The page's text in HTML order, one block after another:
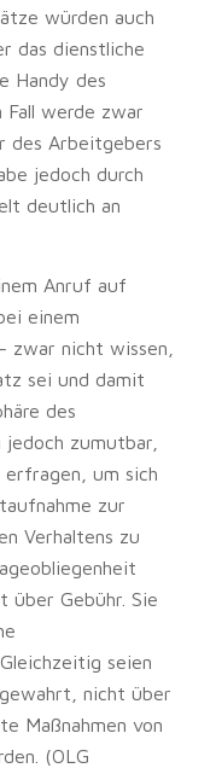
würden auch
das dienstliche
Handy des
Fall werde zwar
des Arbeitgebers
jedoch durch
deutlich an
Anruf auf
einem
zwar nicht wissen,
sei und damit
des
zumutbar,
erfragen, um sich
zur
Verhaltens zu
über Gebühr. Sie
seien
nicht über
Maßnahmen von
(OLG